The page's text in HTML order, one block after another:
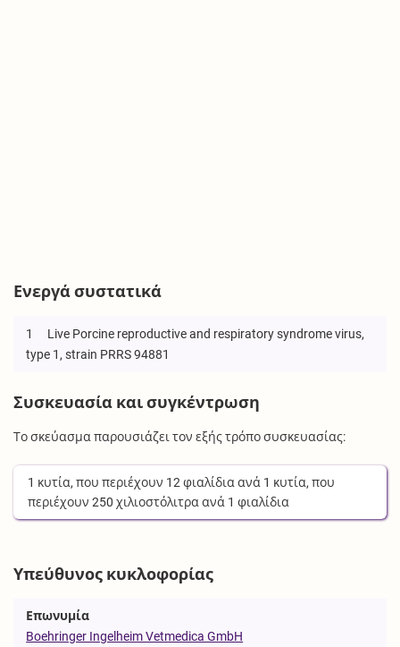
Ενεργά συστατικά
1
Live Porcine reproductive and respiratory syndrome virus,
type 1, strain PRRS 94881
Συσκευασία και συγκέντρωση
Το σκεύασμα παρουσιάζει τον εξής τρόπο συσκευασίας:
1 κυτία, που περιέχουν 12 φιαλίδια ανά 1 κυτία, που
περιέχουν250 χιλιοστόλιτρα ανά 1 φιαλίδια
Υπεύθυνος κυκλοφορίας
Επωνυμία
Boehringer Ingelheim Vetmedica GmbH